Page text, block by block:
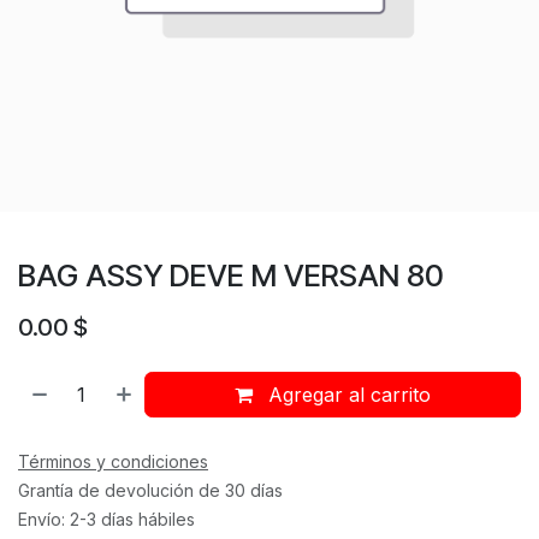
BAG ASSY DEVE M VERSAN 80
0.00 $
Agregar al carrito
Términos y condiciones
Grantía de devolución de 30 días
Envío: 2-3 días hábiles